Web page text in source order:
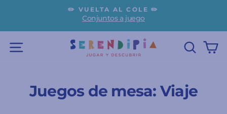
al
contenido
diapositivas
pausa
✏️ VUELTA AL COLE ✏️
Conjuntos a juego
NAVEGACIÓN
Juegos de mesa: Viaje